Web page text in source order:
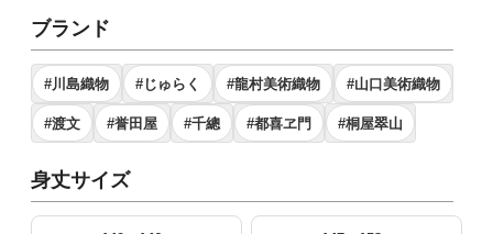
ブランド
#川島織物 #じゅらく #龍村美術織物 #山口美術織物
#渡文 #誉田屋 #千總 #都喜ヱ門 #桐屋翠山
身丈サイズ